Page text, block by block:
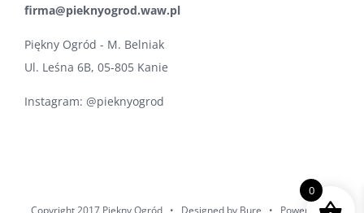
firma@pieknyogrod.waw.pl
Piękny Ogród - M. Belniak
Ul. Leśna 6B, 05-805 Kanie
Instagram: @pieknyogrod
Copyright 2017 Piękny Ogród • Designed by Bure • Powered by
0